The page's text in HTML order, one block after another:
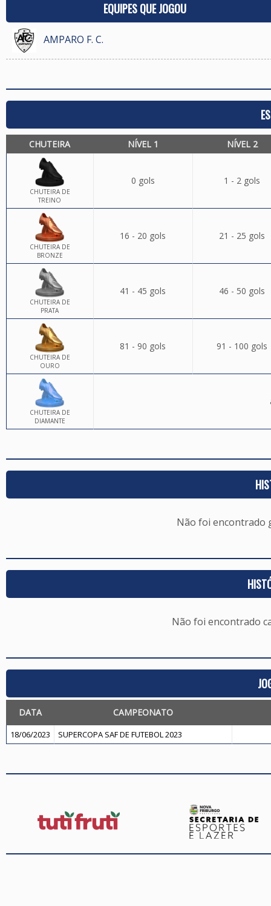
EQUIPES QUE JOGOU
AMPARO F. C.
CHUTEIRA NÍVEL 1 NÍVEL 2
CHUTEIRA DE
TREINO
0 gols 1 - 2 gols
CHUTEIRA DE
BRONZE
16 - 20 gols 21 - 25 gols
CHUTEIRA DE
PRATA
41 - 45 gols 46 - 50 gols
CHUTEIRA DE
OURO
81 - 90 gols 91 - 100 gols
CHUTEIRA DE
DIAMANTE
Não foi encontrado
Não foi encontrado
DATA CAMPEONATO
18/06/2023 SUPERCOPA SAF DE FUTEBOL 2023